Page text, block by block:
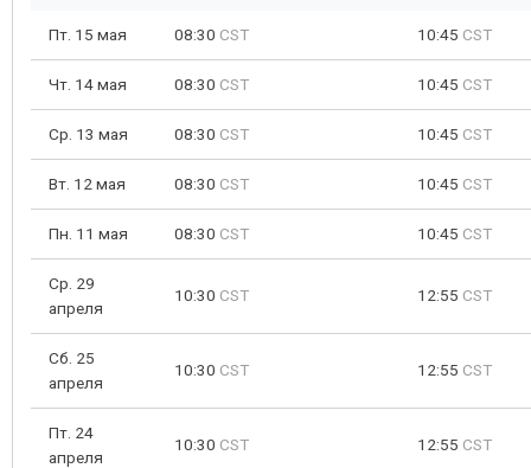
Пт. 15 мая 08:30 CST 10:45 CST
Чт. 14 мая 08:30 CST 10:45 CST
Ср. 13 мая 08:30 CST 10:45 CST
Вт. 12 мая 08:30 CST 10:45 CST
Пн. 11 мая 08:30 CST 10:45 CST
Ср. 29
апреля
10:30 CST 12:55 CST
Сб. 25
апреля
10:30 CST 12:55 CST
Пт. 24
апреля
10:30 CST 12:55 CST